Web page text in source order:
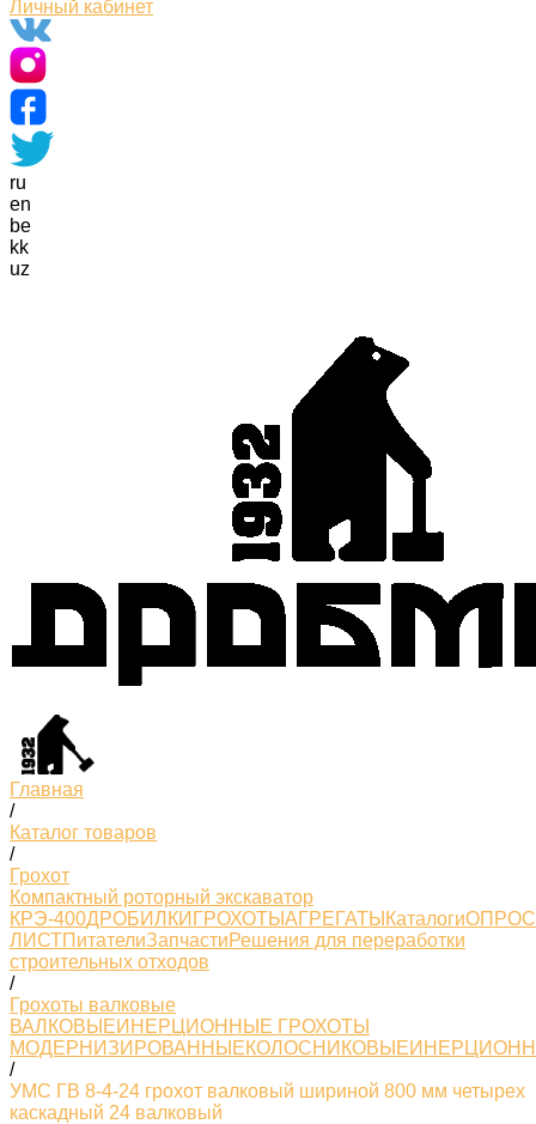
Личный кабинет
ru
en
be
kk
uz
Главная
/
Каталог товаров
/
Грохот
Компактный роторный экскаватор
КРЭ-400ДРОБИЛКИ ГРОХОТЫ АГРЕГАТЫ Каталоги
ЛИСТПитателиЗапчастиРешения для переработки
строительных отходов
/
Грохоты валковые
ВАЛКОВЫЕИНЕРЦИОННЫЕ ГРОХОТЫ
МОДЕРНИЗИРОВАННЫЕКОЛОСНИКОВЫЕ
/
УМС ГВ 8-4-24 грохот валковый шириной 800 мм четырех
каскадный 24 валковый